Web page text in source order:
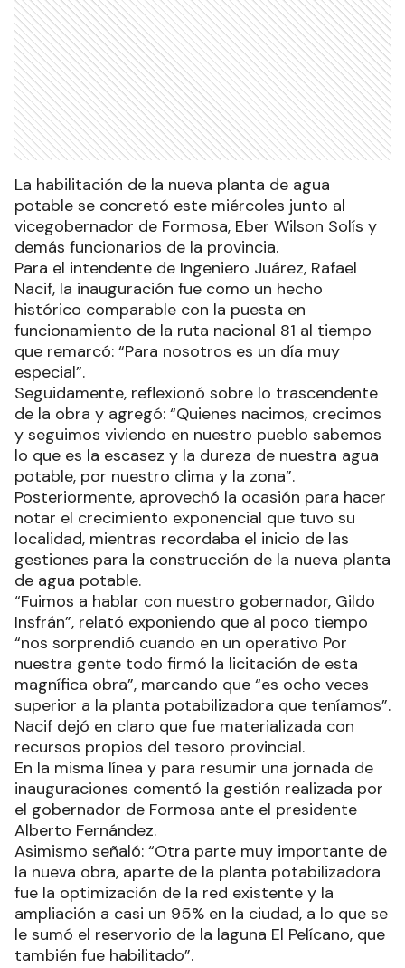
La habilitación de la nueva planta de agua
potable se concretó este miércoles junto al
vicegobernador de Formosa, Eber Wilson Solís y
demás funcionarios de la provincia.
Para el intendente de Ingeniero Juárez, Rafael
Nacif, la inauguración fue como un hecho
histórico comparable con la puesta en
funcionamiento de la ruta nacional 81 al tiempo
que remarcó: “Para nosotros es un día muy
especial”.
Seguidamente, reflexionó sobre lo trascendente
de la obra y agregó: “Quienes nacimos, crecimos
y seguimos viviendo en nuestro pueblo sabemos
lo que es la escasez y la dureza de nuestra agua
potable, por nuestro clima y la zona”.
Posteriormente, aprovechó la ocasión para hacer
notar el crecimiento exponencial que tuvo su
localidad, mientras recordaba el inicio de las
gestiones para la construcción de la nueva planta
de agua potable.
“Fuimos a hablar con nuestro gobernador, Gildo
Insfrán”, relató exponiendo que al poco tiempo
“nos sorprendió cuando en un operativo Por
nuestra gente todo firmó la licitación de esta
magnífica obra”, marcando que “es ocho veces
superior a la planta potabilizadora que teníamos”.
Nacif dejó en claro que fue materializada con
recursos propios del tesoro provincial.
En la misma línea y para resumir una jornada de
inauguraciones comentó la gestión realizada por
el gobernador de Formosa ante el presidente
Alberto Fernández.
Asimismo señaló: “Otra parte muy importante de
la nueva obra, aparte de la planta potabilizadora
fue la optimización de la red existente y la
ampliación a casi un 95% en la ciudad, a lo que se
le sumó el reservorio de la laguna El Pelícano, que
también fue habilitado”.